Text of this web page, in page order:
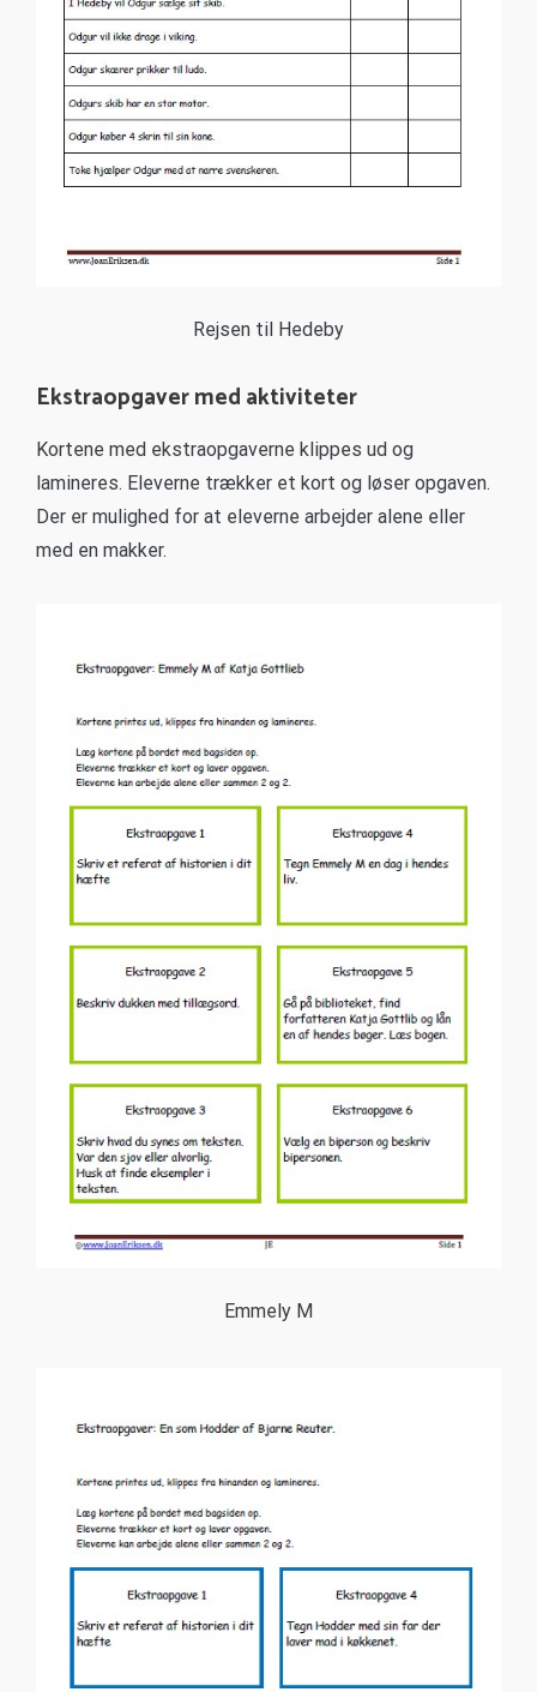
Rejsen til Hedeby
Ekstraopgaver med aktiviteter
Kortene med ekstraopgaverne klippes ud og
lamineres. Eleverne trækker et kort og løser opgaven.
Der er mulighed for at eleverne arbejder alene eller
med en makker.
Emmely M